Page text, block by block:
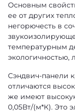
Основным
ее от других
негорючесть в
температурным
экологичностью,
Сэндвич-панели
отличаются
же имеют
0,05Вт/(м*К). Это